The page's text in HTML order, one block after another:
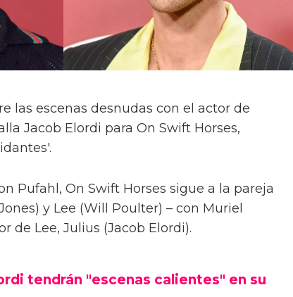
las escenas desnudas con el actor de
Jacob Elordi para On Swift Horses,
Pufahl, On Swift Horses sigue a la pareja
y Lee (Will Poulter) – con Muriel
de Lee, Julius (Jacob Elordi).
tendrán "escenas calientes" en su